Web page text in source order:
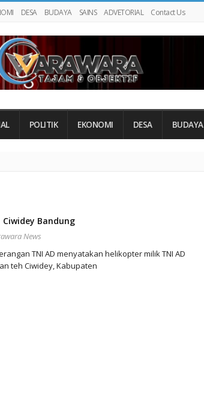
DESA BUDAYA SAINS ADVETORIAL Contact Us
POLITIK EKONOMI DESA BUDAYA
Bandung
News
TNI AD menyatakan helikopter milik TNI AD
teh Ciwidey, Kabupaten